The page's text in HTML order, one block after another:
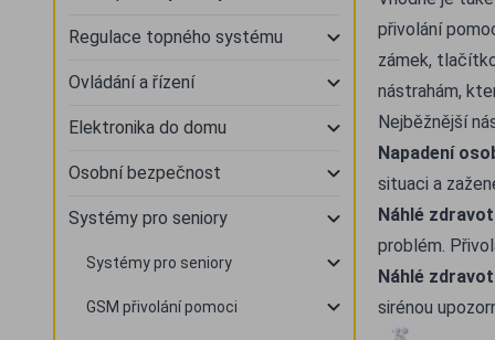
Regulace topného systému
Ovládání a řízení
Elektronika do domu
Osobní bezpečnost
Systémy pro seniory
Systémy pro seniory
GSM přivolání pomoci
přivolání
zámek,
nástrahám,
Nejběžnější
Napadení
situaci a
Náhlé
problém.
Náhlé
sirénou